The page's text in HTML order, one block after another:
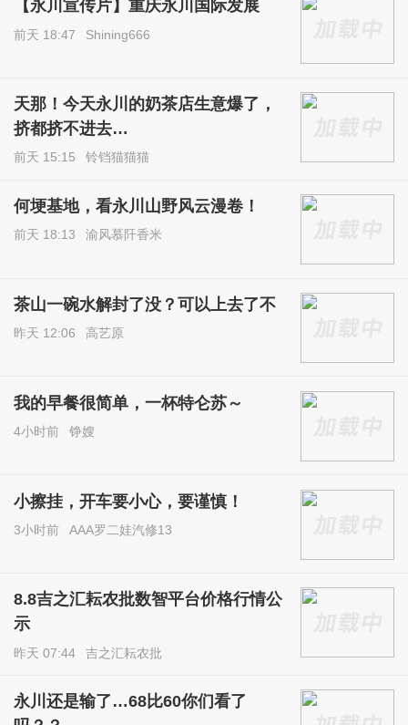
【永川宣传片】重庆永川国际发展
前天 18:47 Shining666
天那！今天永川的奶茶店生意爆了，
挤都挤不进去…
前天 15:15 铃铛猫猫猫
何埂基地，看永川山野风云漫卷！
前天 18:13 渝风慕阡香米
茶山一碗水解封了没？可以上去了不
昨天 12:06 高艺原
我的早餐很简单，一杯特仑苏～
4小时前 铮嫂
小擦挂，开车要小心，要谨慎！
3小时前 AAA罗二娃汽修13
8.8吉之汇耘农批数智平台价格行情公
示
昨天 07:44 吉之汇耘农批
永川还是输了…68比60你们看了